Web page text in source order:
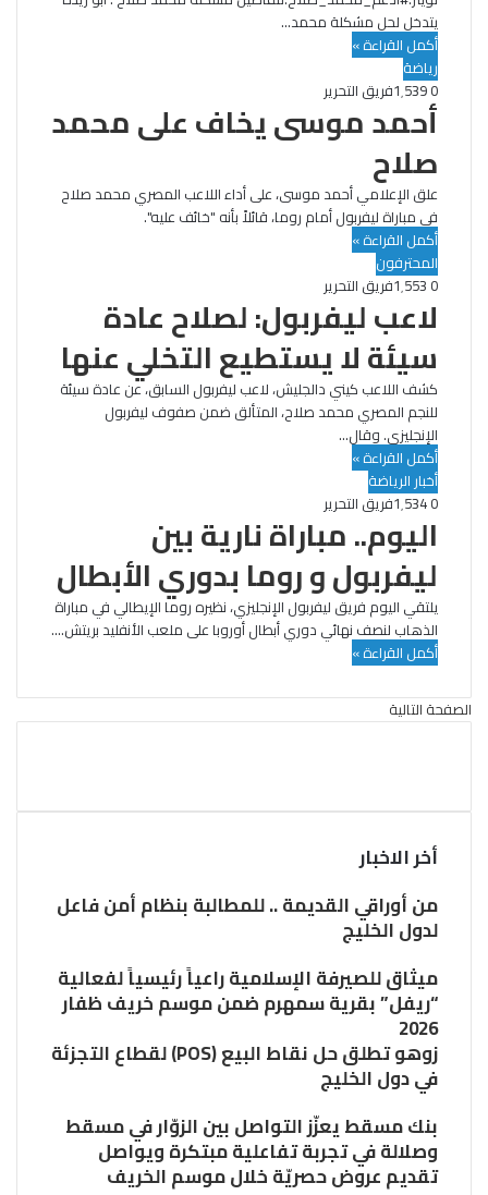
يتدخل لحل مشكلة محمد…
أكمل القراءة »
رياضة
فريق التحرير
0
أحمد موسى يخاف على محمد
صلاح
علق الإعلامي أحمد موسى، على أداء اللاعب المصري محمد صلاح
في مباراة ليفربول أمام روما، قائلاً بأنه "خائف عليه".
أكمل القراءة »
المحترفون
فريق التحرير
0
لاعب ليفربول: لصلاح عادة
سيئة لا يستطيع التخلي عنها
كشف اللاعب كيني دالجليش، لاعب ليفربول السابق، عن عادة سيئة
للنجم المصري محمد صلاح، المتألق ضمن صفوف ليفربول
الإنجليزي. وقال…
أكمل القراءة »
أخبار الرياضة
فريق التحرير
0
اليوم.. مباراة نارية بين
ليفربول و روما بدوري الأبطال
يلتقي اليوم فريق ليفربول الإنجليزي، نظيره روما الإيطالي في مباراة
الذهاب لنصف نهائي دوري أبطال أوروبا على ملعب الأنفليد بريتش.…
أكمل القراءة »
الصفحة التالية
أخر الاخبار
من أوراقي القديمة .. للمطالبة بنظام أمن فاعل
لدول الخليج
ميثاق للصيرفة الإسلامية راعياً رئيسياً لفعالية
“ريفل” بقرية سمهرم ضمن موسم خريف ظفار
2026
زوهو تطلق حل نقاط البيع (POS) لقطاع التجزئة
في دول الخليج
بنك مسقط يعزّز التواصل بين الزوّار في مسقط
وصلالة في تجربة تفاعلية مبتكرة ويواصل
تقديم عروض حصريّة خلال موسم الخريف